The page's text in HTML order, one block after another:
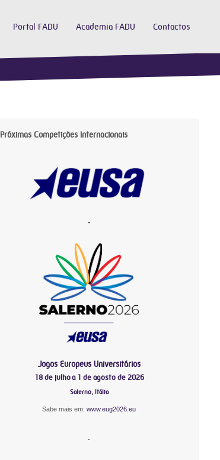
Portal FADU Academia FADU Contactos
Próximas Competições Internacionais
-
Jogos Europeus Universitários
18 de julho a 1 de agosto de 2026
Salerno, Itália
Sabe mais em:www.eug2026.eu
-